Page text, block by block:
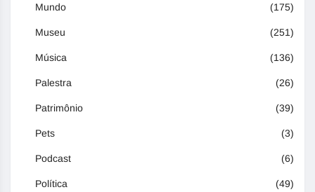
Mundo (175)
Museu (251)
Música (136)
Palestra (26)
Patrimônio (39)
Pets (3)
Podcast (6)
Política (49)